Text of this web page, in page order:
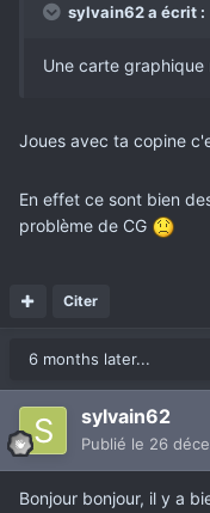
sylvain62 a écrit :
Une carte graphique
Joues avec ta copine
En effet ce sont bien
problème de CG
Citer
6 months later...
sylvain62
Publié le 26
Bonjour bonjour, il y a